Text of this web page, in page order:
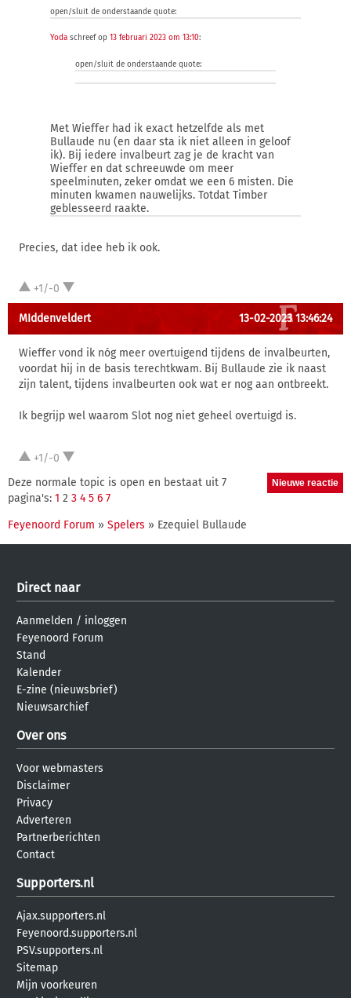
open/sluit de onderstaande quote:
Yoda schreef op 13 februari 2023 om 13:10:
open/sluit de onderstaande quote:
Met Wieffer had ik exact hetzelfde als met
Bullaude nu (en daar sta ik niet alleen in geloof
ik). Bij iedere invalbeurt zag je de kracht van
Wieffer en dat schreeuwde om meer
speelminuten, zeker omdat we een 6 misten. Die
minuten kwamen nauwelijks. Totdat Timber
geblesseerd raakte.
Precies, dat idee heb ik ook.
+1/-0
MIddenveldert 13-02-2023 13:46:24
Wieffer vond ik nóg meer overtuigend tijdens de invalbeurten,
voordat hij in de basis terechtkwam. Bij Bullaude zie ik naast
zijn talent, tijdens invalbeurten ook wat er nog aan ontbreekt.
Ik begrijp wel waarom Slot nog niet geheel overtuigd is.
+1/-0
Deze normale topic is open en bestaat uit 7
pagina's: 1 2 3 4 5 6 7
Feyenoord Forum » Spelers » Ezequiel Bullaude
Direct naar
Aanmelden / inloggen
Feyenoord Forum
Stand
Kalender
E-zine (nieuwsbrief)
Nieuwsarchief
Over ons
Voor webmasters
Disclaimer
Privacy
Adverteren
Partnerberichten
Contact
Supporters.nl
Ajax.supporters.nl
Feyenoord.supporters.nl
PSV.supporters.nl
Sitemap
Mijn voorkeuren